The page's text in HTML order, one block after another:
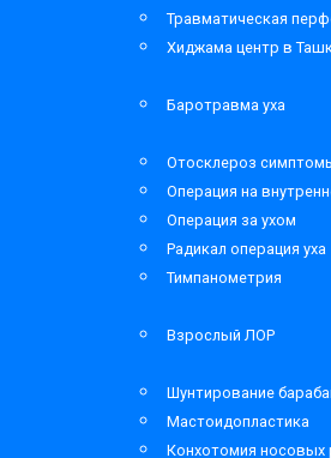
Травматическая
Хиджама центр в
Баротравма уха
Отосклероз
Операция на
Операция за ухом
Радикал операция уха
Тимпанометрия
Взрослый ЛОР
Шунтирование
Мастоидопластика
Конхотомия носовых